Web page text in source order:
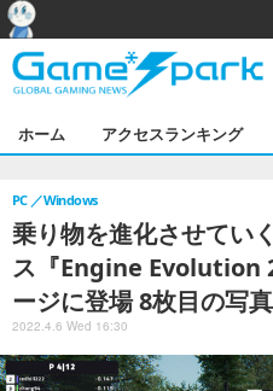
ホーム アクセスランキング
乗り物を進化させてい
ス『Engine Evolution
ージに登場 8枚目の写
PC Windows
2022.4.6 Wed 16:30